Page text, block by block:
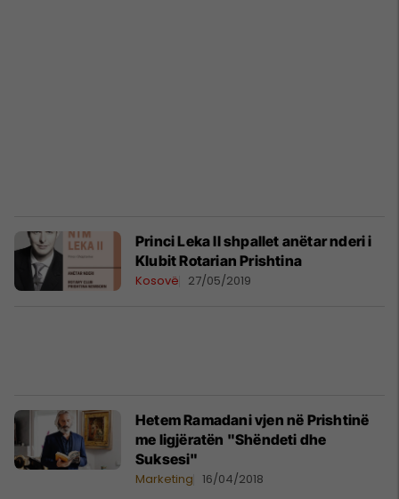
Princi Leka II shpallet anëtar nderi i
Klubit Rotarian Prishtina
Kosovë 27/05/2019
Hetem Ramadani vjen në Prishtinë
me ligjëratën "Shëndeti dhe
Suksesi"
Marketing 16/04/2018